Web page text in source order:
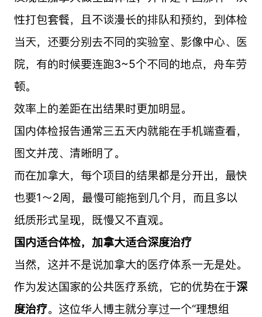
性打包套餐，且不谈漫长的排队和预约，到体检
当天，还要分别去不同的实验室、影像中心、医
院，有的时候要连跑3~5个不同的地点，舟车劳
顿。
效率上的差距在出结果时更加明显。
国内体检报告通常三五天内就能在手机端查看，
图文并茂、清晰明了。
而在加拿大，每个项目的结果都是分开出，最快
也要1～2周，最慢可能拖到几个月，而且多以
纸质形式呈现，既慢又不直观。
国内适合体检，加拿大适合深度治疗
当然，这并不是说加拿大的医疗体系一无是处。
作为发达国家的公共医疗系统，它的优势在于深
度治疗。这位华人博主就分享过一个“理想组